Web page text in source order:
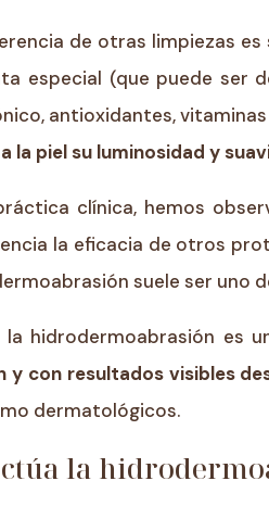
de otras limpiezas es
especial (que puede ser
antioxidantes,
la piel su luminosidad y
clínica, hemos
la eficacia de otros
suele ser uno
la hidrodermoabrasión es
y con resultados visibles
dermatológicos.
la